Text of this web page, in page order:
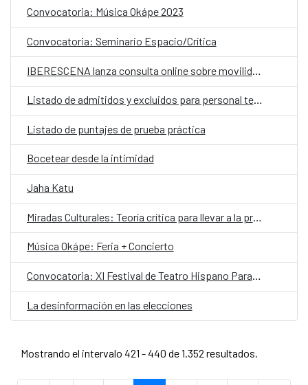
Convocatoria: Música Okápe 2023
Convocatoria: Seminario Espacio/Crítica
Listado de admitidos y excluidos para personal temporal de la Embajada de España en Paraguay
Listado de puntajes de prueba práctica
Bocetear desde la intimidad
Jaha Katu
Miradas Culturales: Teoría crítica para llevar a la práctica
Música Okápe: Feria + Concierto
Convocatoria: XI Festival de Teatro Hispano Paraguayo
La desinformación en las elecciones
Mostrando el intervalo 421 - 440 de 1.352 resultados.